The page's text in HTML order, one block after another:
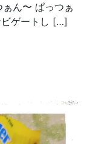
ん〜 ぱっつぁ
ビゲートし […]